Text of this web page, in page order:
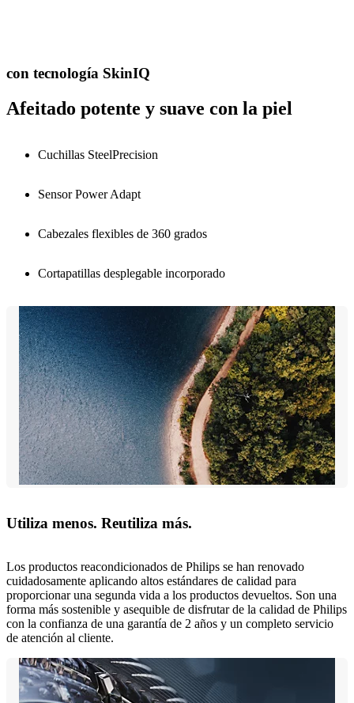
con tecnología SkinIQ
Afeitado potente y suave con la piel
Cuchillas SteelPrecision
Sensor Power Adapt
Cabezales flexibles de 360 grados
Cortapatillas desplegable incorporado
Utiliza menos. Reutiliza más.
Los productos reacondicionados de Philips se han renovado
cuidadosamente aplicando altos estándares de calidad para
proporcionar una segunda vida a los productos devueltos. Son una
forma más sostenible y asequible de disfrutar de la calidad de Philips
con la confianza de una garantía de 2 años y un completo servicio
de atención al cliente.